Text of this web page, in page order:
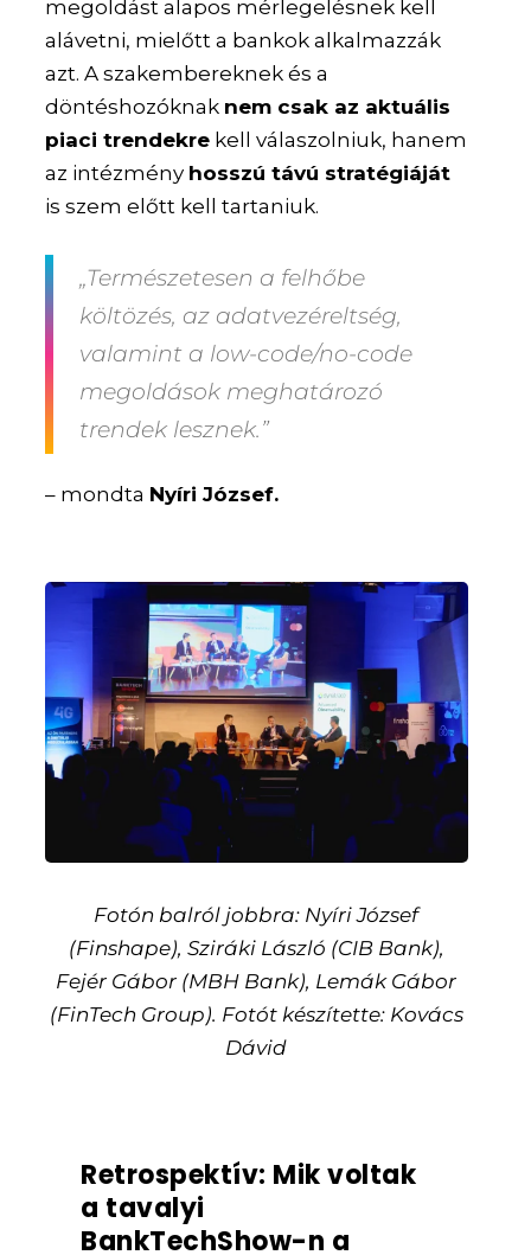
megoldást alapos mérlegelésnek kell
alávetni, mielőtt a bankok alkalmazzák
azt. A szakembereknek és a
döntéshozóknak nem csak az aktuális
piaci trendekre kell válaszolniuk, hanem
az intézmény hosszú távú stratégiáját
is szem előtt kell tartaniuk.
„Természetesen a felhőbe
költözés, az adatvezéreltség,
valamint a low-code/no-code
megoldások meghatározó
trendek lesznek.”
– mondta Nyíri József.
Fotón balról jobbra: Nyíri József
(Finshape), Sziráki László (CIB Bank),
Fejér Gábor (MBH Bank), Lemák Gábor
(FinTech Group). Fotót készítette: Kovács
Dávid
Retrospektív: Mik voltak
a tavalyi
BankTechShow-n a